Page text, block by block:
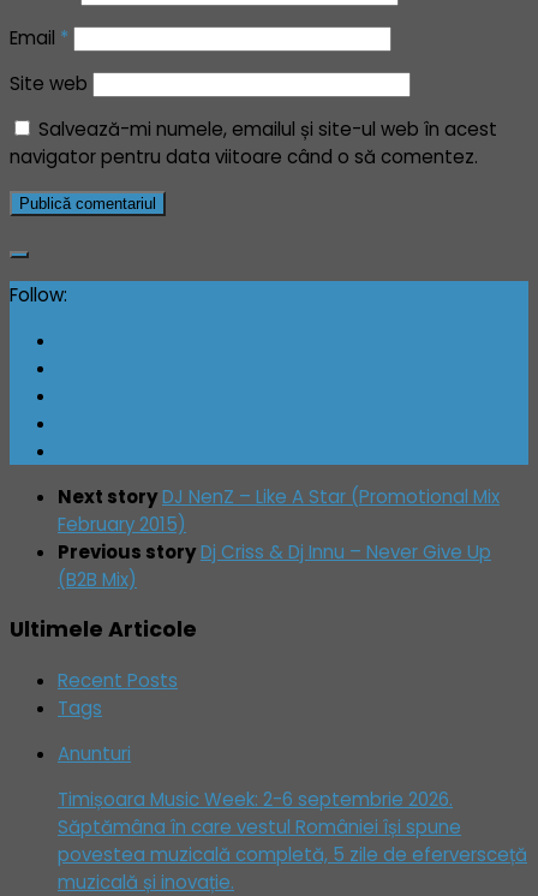
Email *
Site web
Salvează-mi numele, emailul și site-ul web în acest
navigator pentru data viitoare când o să comentez.
Follow:
Next storyDJ NenZ – Like A Star (Promotional Mix
February 2015)
Previous storyDj Criss & Dj Innu – Never Give Up
(B2B Mix)
Ultimele Articole
Recent Posts
Tags
Anunturi
Timișoara Music Week: 2-6 septembrie 2026.
Săptămâna în care vestul României își spune
povestea muzicală completă, 5 zile de eferversceță
muzicală și inovație.